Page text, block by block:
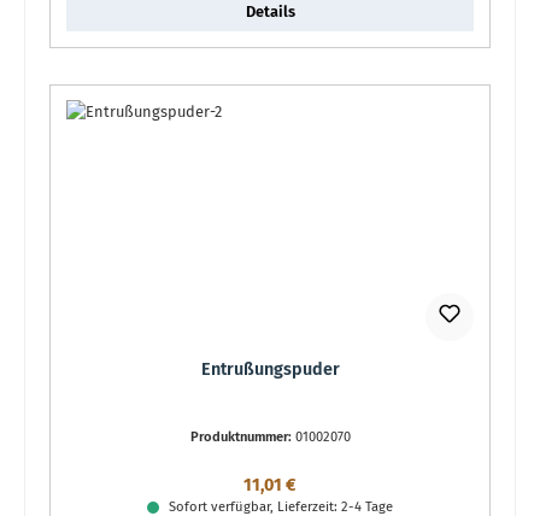
Details
Entrußungspuder
Produktnummer: 01002070
Regulärer Preis:
11,01 €
Sofort verfügbar, Lieferzeit: 2-4 Tage